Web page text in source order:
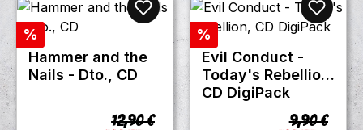
Rabatt
%
Hammer and the
Nails - Dto., CD
Regulärer Preis:
12,90 €
Rabatt
%
Evil Conduct -
Today's Rebellion,
CD DigiPack
Regulärer
9,90 €